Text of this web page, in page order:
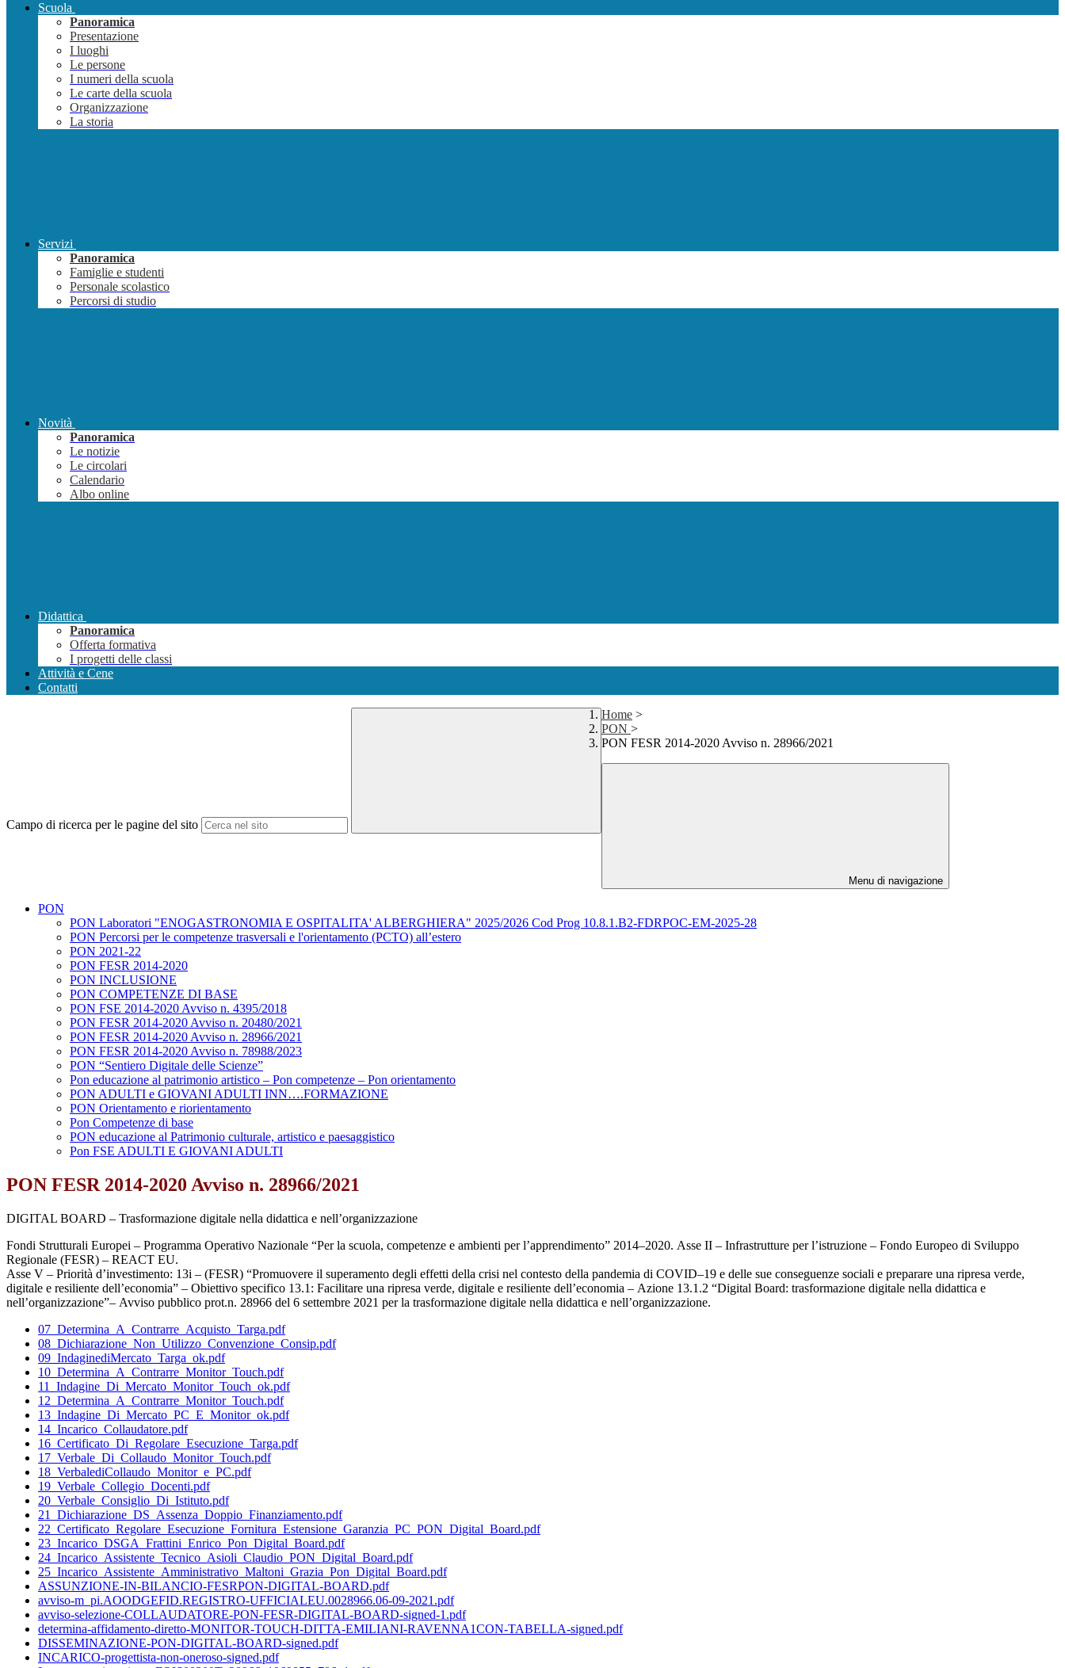
Scuola
Panoramica
Presentazione
I luoghi
Le persone
I numeri della scuola
Le carte della scuola
Organizzazione
La storia
Servizi
Panoramica
Famiglie e studenti
Personale scolastico
Percorsi di studio
Novità
Panoramica
Le notizie
Le circolari
Calendario
Albo online
Didattica
Panoramica
Offerta formativa
I progetti delle classi
Attività e Cene
Contatti
Campo di ricerca per le pagine del sito
Home >
PON >
PON FESR 2014-2020 Avviso n. 28966/2021
Menu di navigazione
PON
PON Laboratori "ENOGASTRONOMIA E OSPITALITA' ALBERGHIERA" 2025/2026 Cod Prog 10.8.1.B2-FDRPOC-EM-2025-28
PON Percorsi per le competenze trasversali e l'orientamento (PCTO) all’estero
PON 2021-22
PON FESR 2014-2020
PON INCLUSIONE
PON COMPETENZE DI BASE
PON FSE 2014-2020 Avviso n. 4395/2018
PON FESR 2014-2020 Avviso n. 20480/2021
PON FESR 2014-2020 Avviso n. 28966/2021
PON FESR 2014-2020 Avviso n. 78988/2023
PON “Sentiero Digitale delle Scienze”
Pon educazione al patrimonio artistico – Pon competenze – Pon orientamento
PON ADULTI e GIOVANI ADULTI INN….FORMAZIONE
PON Orientamento e riorientamento
Pon Competenze di base
PON educazione al Patrimonio culturale, artistico e paesaggistico
Pon FSE ADULTI E GIOVANI ADULTI
PON FESR 2014-2020 Avviso n. 28966/2021
DIGITAL BOARD – Trasformazione digitale nella didattica e nell’organizzazione
Fondi Strutturali Europei – Programma Operativo Nazionale “Per la scuola, competenze e ambienti per l’apprendimento” 2014–2020. Asse II – Infrastrutture per l’istruzione – Fondo Europeo di Sviluppo
Regionale (FESR) – REACT EU.
Asse V – Priorità d’investimento: 13i – (FESR) “Promuovere il superamento degli effetti della crisi nel contesto della pandemia di COVID–19 e delle sue conseguenze sociali e preparare una ripresa verde,
digitale e resiliente dell’economia” – Obiettivo specifico 13.1: Facilitare una ripresa verde, digitale e resiliente dell’economia – Azione 13.1.2 “Digital Board: trasformazione digitale nella didattica e
nell’organizzazione”– Avviso pubblico prot.n. 28966 del 6 settembre 2021 per la trasformazione digitale nella didattica e nell’organizzazione.
07_Determina_A_Contrarre_Acquisto_Targa.pdf
08_Dichiarazione_Non_Utilizzo_Convenzione_Consip.pdf
09_IndaginediMercato_Targa_ok.pdf
10_Determina_A_Contrarre_Monitor_Touch.pdf
11_Indagine_Di_Mercato_Monitor_Touch_ok.pdf
12_Determina_A_Contrarre_Monitor_Touch.pdf
13_Indagine_Di_Mercato_PC_E_Monitor_ok.pdf
14_Incarico_Collaudatore.pdf
16_Certificato_Di_Regolare_Esecuzione_Targa.pdf
17_Verbale_Di_Collaudo_Monitor_Touch.pdf
18_VerbalediCollaudo_Monitor_e_PC.pdf
19_Verbale_Collegio_Docenti.pdf
20_Verbale_Consiglio_Di_Istituto.pdf
21_Dichiarazione_DS_Assenza_Doppio_Finanziamento.pdf
22_Certificato_Regolare_Esecuzione_Fornitura_Estensione_Garanzia_PC_PON_Digital_Board.pdf
23_Incarico_DSGA_Frattini_Enrico_Pon_Digital_Board.pdf
24_Incarico_Assistente_Tecnico_Asioli_Claudio_PON_Digital_Board.pdf
25_Incarico_Assistente_Amministrativo_Maltoni_Grazia_Pon_Digital_Board.pdf
ASSUNZIONE-IN-BILANCIO-FESRPON-DIGITAL-BOARD.pdf
avviso-m_pi.AOODGEFID.REGISTRO-UFFICIALEU.0028966.06-09-2021.pdf
avviso-selezione-COLLAUDATORE-PON-FESR-DIGITAL-BOARD-signed-1.pdf
determina-affidamento-diretto-MONITOR-TOUCH-DITTA-EMILIANI-RAVENNA1CON-TABELLA-signed.pdf
DISSEMINAZIONE-PON-DIGITAL-BOARD-signed.pdf
INCARICO-progettista-non-oneroso-signed.pdf